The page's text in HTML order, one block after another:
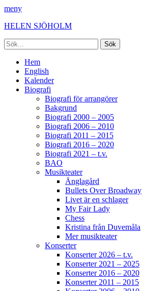
meny
HELEN SJÖHOLM
Sök
efter:
[label]
Primär
meny
Hoppa
innehåll
Hem
English
Kalender
Biografi
Biografi för arrangörer
Bakgrund
Biografi 2000 – 2005
Biografi 2006 – 2010
Biografi 2011 – 2015
Biografi 2016 – 2020
Biografi 2021 – t.v.
BAO
Musikteater
Änglagård
Bullets Over Broadway
Livet är en schlager
My Fair Lady
Chess
Kristina från Duvemåla
Mer musikteater
Konserter
Konserter 2026 – t.v.
Konserter 2021 – 2025
Konserter 2016 – 2020
Konserter 2011 – 2015